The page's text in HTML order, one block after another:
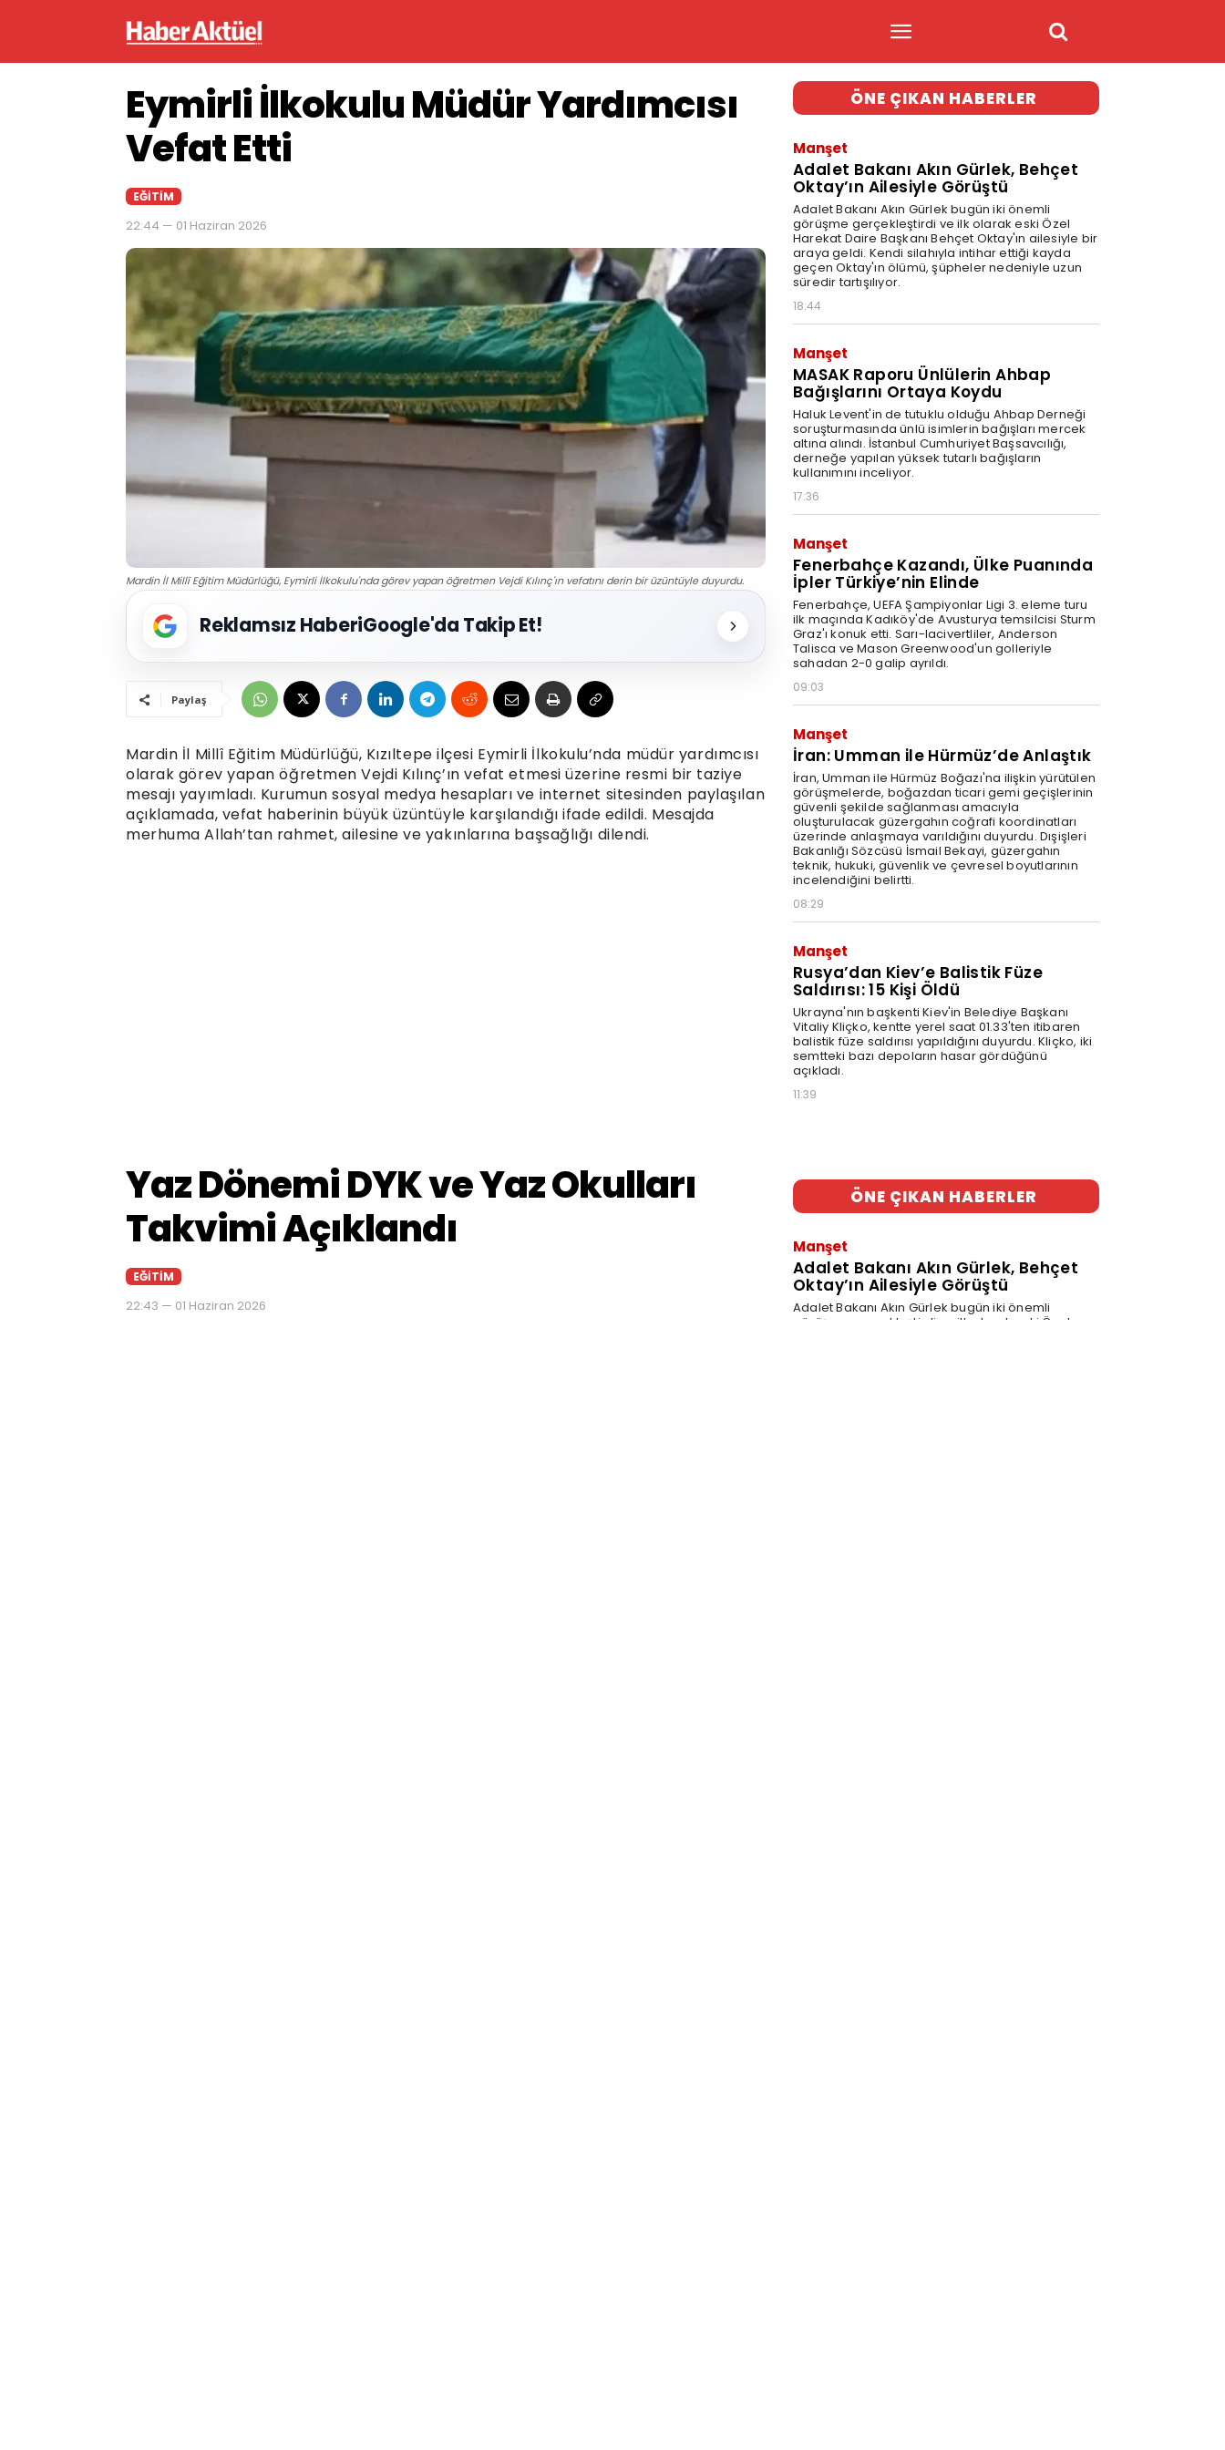
Eymirli İlkokulu Müdür Yardımcısı
Vefat Etti
EĞITIM
22:44 — 01 Haziran 2026
Mardin İl Millî Eğitim Müdürlüğü, Eymirli İlkokulu'nda görev yapan öğretmen Vejdi Kılınç'ın vefatını derin bir üzüntüyle duyurdu.
Reklamsız HaberiGoogle'da Takip Et!
Paylaş
Mardin İl Millî Eğitim Müdürlüğü, Kızıltepe ilçesi Eymirli İlkokulu’nda müdür yardımcısı
olarak görev yapan öğretmen Vejdi Kılınç’ın vefat etmesi üzerine resmi bir taziye
mesajı yayımladı. Kurumun sosyal medya hesapları ve internet sitesinden paylaşılan
açıklamada, vefat haberinin büyük üzüntüyle karşılandığı ifade edildi. Mesajda
merhuma Allah’tan rahmet, ailesine ve yakınlarına başsağlığı dilendi.
ÖNE ÇIKAN HABERLER
Manşet
Adalet Bakanı Akın Gürlek, Behçet
Oktay’ın Ailesiyle Görüştü
Adalet Bakanı Akın Gürlek bugün iki önemli
görüşme gerçekleştirdi ve ilk olarak eski Özel
Harekat Daire Başkanı Behçet Oktay'ın ailesiyle bir
araya geldi. Kendi silahıyla intihar ettiği kayda
geçen Oktay'ın ölümü, şüpheler nedeniyle uzun
süredir tartışılıyor.
18:44
Manşet
MASAK Raporu Ünlülerin Ahbap
Bağışlarını Ortaya Koydu
Haluk Levent'in de tutuklu olduğu Ahbap Derneği
soruşturmasında ünlü isimlerin bağışları mercek
altına alındı. İstanbul Cumhuriyet Başsavcılığı,
derneğe yapılan yüksek tutarlı bağışların
kullanımını inceliyor.
17:36
Manşet
Fenerbahçe Kazandı, Ülke Puanında
İpler Türkiye’nin Elinde
Fenerbahçe, UEFA Şampiyonlar Ligi 3. eleme turu
ilk maçında Kadıköy'de Avusturya temsilcisi Sturm
Graz'ı konuk etti. Sarı-lacivertliler, Anderson
Talisca ve Mason Greenwood'un golleriyle
sahadan 2-0 galip ayrıldı.
09:03
Manşet
İran: Umman ile Hürmüz’de Anlaştık
İran, Umman ile Hürmüz Boğazı'na ilişkin yürütülen
görüşmelerde, boğazdan ticari gemi geçişlerinin
güvenli şekilde sağlanması amacıyla
oluşturulacak güzergahın coğrafi koordinatları
üzerinde anlaşmaya varıldığını duyurdu. Dışişleri
Bakanlığı Sözcüsü İsmail Bekayi, güzergahın
teknik, hukuki, güvenlik ve çevresel boyutlarının
incelendiğini belirtti.
08:29
Manşet
Rusya’dan Kiev’e Balistik Füze
Saldırısı: 15 Kişi Öldü
Ukrayna'nın başkenti Kiev'in Belediye Başkanı
Vitaliy Kliçko, kentte yerel saat 01.33'ten itibaren
balistik füze saldırısı yapıldığını duyurdu. Kliçko, iki
semtteki bazı depoların hasar gördüğünü
açıkladı.
11:39